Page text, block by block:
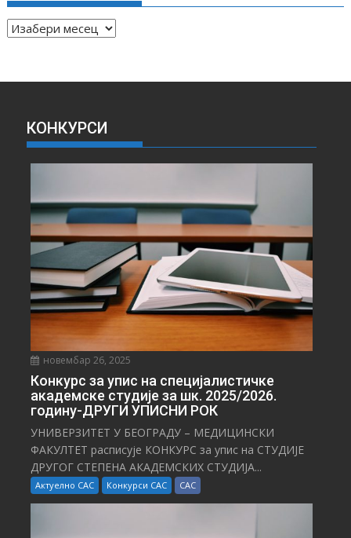
А
И
КОНКУРСИ
новембар 26, 2025
Конкурс за упис на специјалистичке
академске студије за шк. 2025/2026.
годину-ДРУГИ УПИСНИ РОК
УНИВЕРЗИТЕТ У БЕОГРАДУ – МЕДИЦИНСКИ
ФАКУЛТЕТ расписује КОНКУРС за упис на СТУДИЈЕ
ДРУГОГ СТЕПЕНА АКАДЕМСКИХ СТУДИЈА...
Актуелно САС Конкурси САС САС